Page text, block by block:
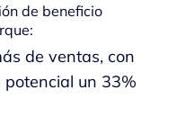
de beneficio
de ventas, con
potencial un 33%